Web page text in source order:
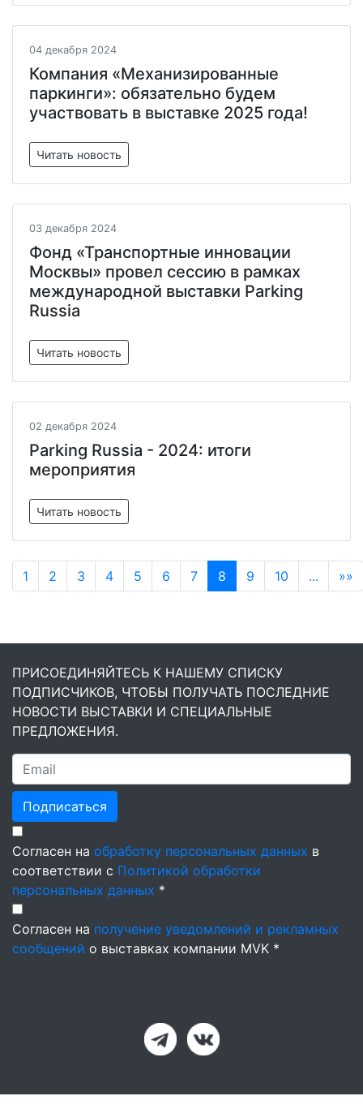
04 декабря 2024
Компания «Механизированные
паркинги»: обязательно будем
участвовать в выставке 2025 года!
Читать новость
03 декабря 2024
Фонд «Транспортные инновации
Москвы» провел сессию в рамках
международной выставки Parking
Russia
Читать новость
02 декабря 2024
Parking Russia - 2024: итоги
мероприятия
Читать новость
1 2 3 4 5 6 7 8 9 10 ... »»
ПРИСОЕДИНЯЙТЕСЬ К НАШЕМУ СПИСКУ
ПОДПИСЧИКОВ, ЧТОБЫ ПОЛУЧАТЬ ПОСЛЕДНИЕ
НОВОСТИ ВЫСТАВКИ И СПЕЦИАЛЬНЫЕ
ПРЕДЛОЖЕНИЯ.
Подписаться
Согласен на обработку персональных данных в
соответствии с Политикой обработки
персональных данных *
Согласен на получение уведомлений и рекламных
сообщений о выставках компании MVK *